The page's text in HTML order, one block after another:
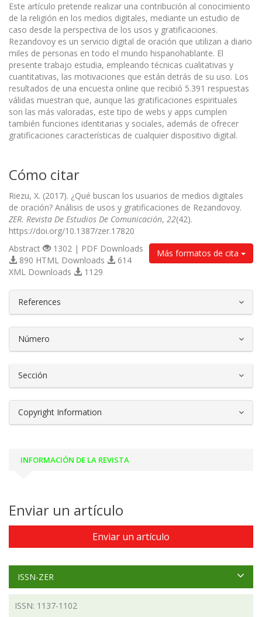
Este artículo pretende realizar una contribución al conocimiento
de la religión en los medios digitales, mediante un estudio de
caso desde la perspectiva de los usos y gratificaciones.
Rezandovoy es un servicio digital de oración que utilizan a diario
miles de personas en todo el mundo hispanohablante. El
presente trabajo estudia, empleando técnicas cualitativas y
cuantitativas, las motivaciones que están detrás de su uso. Los
resultados de una encuesta online que recibió 5.391 respuestas
válidas muestran que, aunque las gratificaciones espirituales
son las más valoradas, este tipo de webs y apps cumplen
también funciones identitarias y sociales, además de ofrecer
gratificaciones características de cualquier dispositivo digital.
Cómo citar
Riezu, X. (2017). ¿Qué buscan los usuarios de medios digitales
de oración? Análisis de usos y gratificaciones de Rezandovoy.
ZER. Revista De Estudios De Comunicación, 22(42).
https://doi.org/10.1387/zer.17820
Más formatos de cita
Abstract
1302 | PDF Downloads
890 HTML Downloads
614
XML Downloads
1129
References
Número
Sección
Copyright Information
INFORMACIÓN DE LA REVISTA
Enviar un artículo
Enviar un artículo
ISSN-ZER
ISSN: 1137-1102